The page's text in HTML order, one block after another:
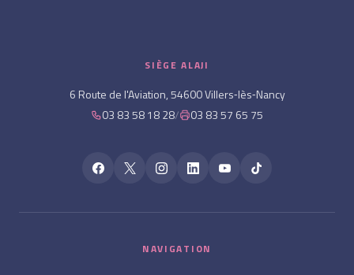
SIÈGE ALAJI
6 Route de l'Aviation, 54600 Villers‑lès‑Nancy
03 83 58 18 28/ 03 83 57 65 75
NAVIGATION